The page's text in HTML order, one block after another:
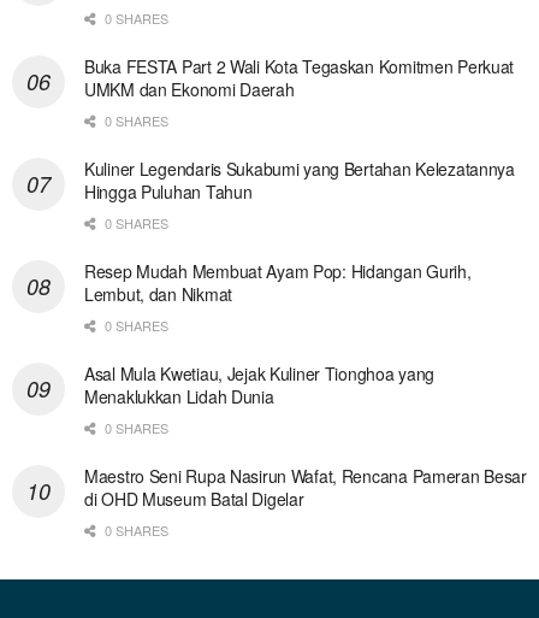
0 SHARES
Buka FESTA Part 2 Wali Kota Tegaskan Komitmen Perkuat
UMKM dan Ekonomi Daerah
0 SHARES
Kuliner Legendaris Sukabumi yang Bertahan Kelezatannya
Hingga Puluhan Tahun
0 SHARES
Resep Mudah Membuat Ayam Pop: Hidangan Gurih,
Lembut, dan Nikmat
0 SHARES
Asal Mula Kwetiau, Jejak Kuliner Tionghoa yang
Menaklukkan Lidah Dunia
0 SHARES
Maestro Seni Rupa Nasirun Wafat, Rencana Pameran Besar
di OHD Museum Batal Digelar
0 SHARES